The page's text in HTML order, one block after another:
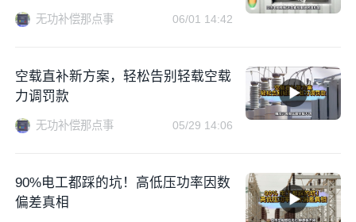
无功补偿那点事 06/01 14:42
空载直补新方案，轻松告别轻载空载
力调罚款
无功补偿那点事 05/29 14:06
90%电工都踩的坑！高低压功率因数
偏差真相